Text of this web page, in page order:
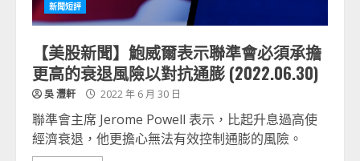
新聞短評
【美股新聞】鮑威爾表示聯準會必須承擔
更高的衰退風險以對抗通膨 (2022.06.30)
吳 灃軒 2022 年 6 月 30 日
聯準會主席 Jerome Powell 表示，比起升息過高使
經濟衰退，他更擔心無法有效控制通膨的風險。